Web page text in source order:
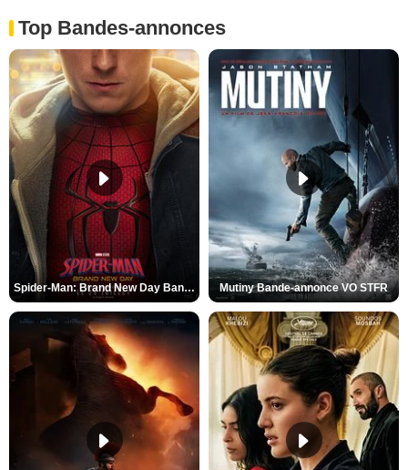
Top Bandes-annonces
Spider-Man: Brand New Day Bande-annonce VO STFR Mutiny Bande-annonce VO STFR